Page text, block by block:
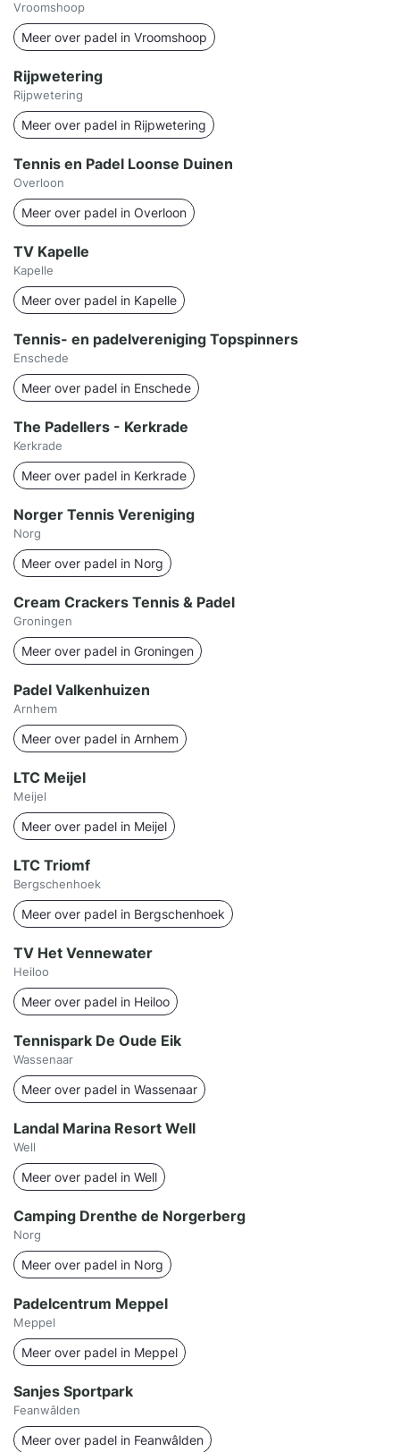
Vroomshoop
Meer over padel in Vroomshoop
Rijpwetering
Rijpwetering
Meer over padel in Rijpwetering
Tennis en Padel Loonse Duinen
Overloon
Meer over padel in Overloon
TV Kapelle
Kapelle
Meer over padel in Kapelle
Tennis- en padelvereniging Topspinners
Enschede
Meer over padel in Enschede
The Padellers - Kerkrade
Kerkrade
Meer over padel in Kerkrade
Norger Tennis Vereniging
Norg
Meer over padel in Norg
Cream Crackers Tennis & Padel
Groningen
Meer over padel in Groningen
Padel Valkenhuizen
Arnhem
Meer over padel in Arnhem
LTC Meijel
Meijel
Meer over padel in Meijel
LTC Triomf
Bergschenhoek
Meer over padel in Bergschenhoek
TV Het Vennewater
Heiloo
Meer over padel in Heiloo
Tennispark De Oude Eik
Wassenaar
Meer over padel in Wassenaar
Landal Marina Resort Well
Well
Meer over padel in Well
Camping Drenthe de Norgerberg
Norg
Meer over padel in Norg
Padelcentrum Meppel
Meppel
Meer over padel in Meppel
Sanjes Sportpark
Feanwâlden
Meer over padel in Feanwâlden